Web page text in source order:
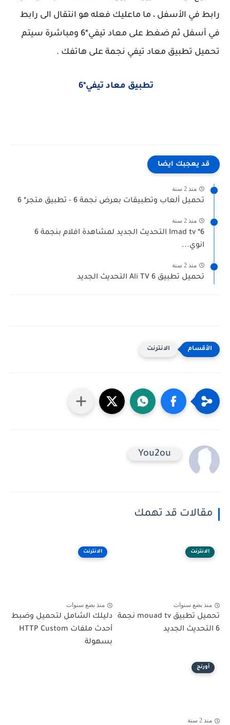
رابط في الأسفل ، ما ماعليك فعله هو انتقال الى رابط
في أسفل ثم ضغط على معاد تيفي*6 ومباشرة سيتم
تحميل تطبيق معاد تيفي نجمة على هاتفك .
تطبيق معاد تيفي*6
قد يعجبك ايضا
منذ 2 سنة
تحميل ألعاب وتطبيقات بعرض نجمة 6 - تطبيق متجر* 6
منذ 2 سنة
Imad tv *6 التحديث الجديد لمشاهدة افلام بنجمة 6
انوي...
منذ 2 سنة
تحميل تطبيق Ali TV 6 التحديث الجديد
الانترنت
You2ou
مقالات قد تهمك
الانترنت
منذ بضع سنوات
تحميل تطبيق mouad tv نجمة
6 التحديث الجديد
الانترنت
منذ بضع سنوات
دليلك الشامل لتحميل وضبط
أحدث ملفات HTTP Custom
بسهولة
أورنج
منذ 2 سنة